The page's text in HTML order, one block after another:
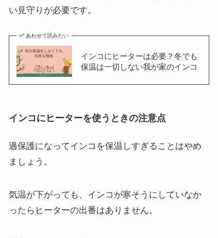
い見守りが必要です。
あわせて読みたい
インコにヒーターは必要？冬でも
保温は一切しない我が家のインコ
インコにヒーターを使うときの注意点
過保護になってインコを保温しすぎることはやめ
ましょう。
気温が下がっても、インコが寒そうにしていなか
ったらヒーターの出番はありません。